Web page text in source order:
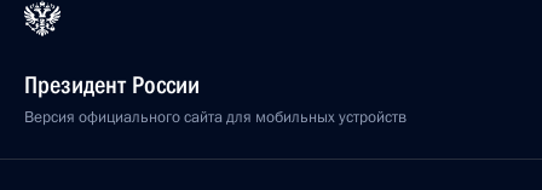
Президент России
Версия официального сайта для мобильных устройств